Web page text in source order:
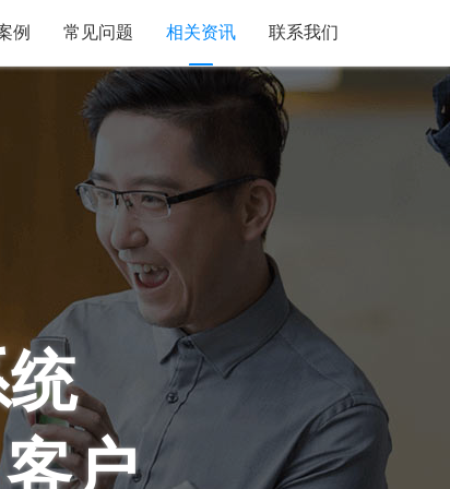
例 常见问题 相关资讯 联系我们
户